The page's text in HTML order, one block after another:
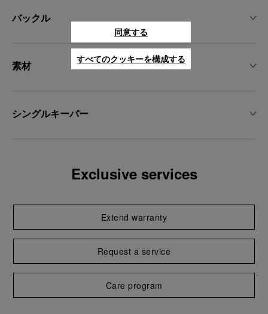
バックル
素材
シングルキーパー
Exclusive services
Extend warranty
Request a service
Care program
同意する
すべてのクッキーを構成する